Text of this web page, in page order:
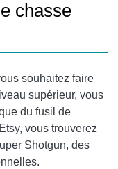
chasse
souhaitez faire
supérieur, vous
du fusil de
vous trouverez
Shotgun, des